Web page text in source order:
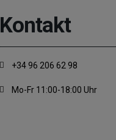
Kontakt
+34 96 206 62 98
Mo-Fr 11:00-18:00 Uhr